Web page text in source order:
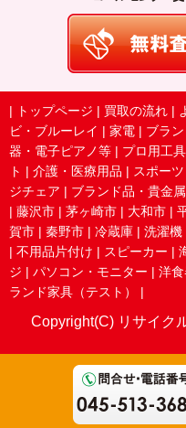
| トップページ | 買取の流れ |
ビ・ブルーレイ | 家電 | ブラ
器・電子ピアノ等 | プロ用工具
ト | 介護・医療用品 | スポー
ジチェア | ブランド品・貴金属
| 藤沢市 | 茅ヶ崎市 | 大和市 |
賀市 | 秦野市 | 冷蔵庫 | 洗濯機
| 不用品片付け | スピーカー |
ジ | パソコン・モニター | 洋
ランド家具（テスト）
|
Copyright(C) リサイク